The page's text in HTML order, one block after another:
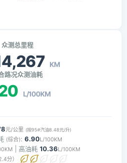
众测总里程
KM
路况众测油耗
L/100KM
元/公里 (按95#汽油8.48元/升)
(综合): 6.90L/100KM
| 高油耗 10.36L/100KM
分）